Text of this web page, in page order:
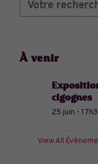
À venir
cigognes
25 juin -
View All